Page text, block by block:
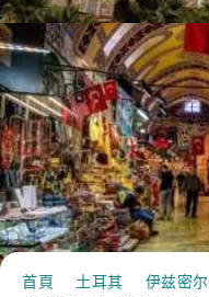
首頁 土耳其 伊兹密尔